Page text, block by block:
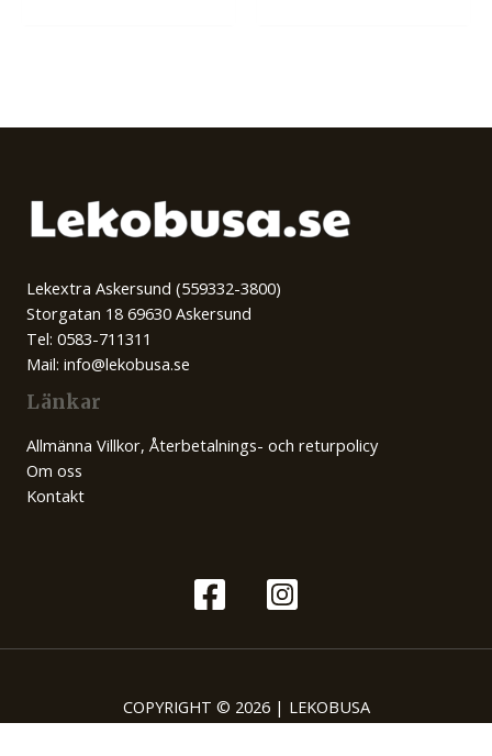
Lekextra Askersund (559332-3800)
Storgatan 18 69630 Askersund
Tel: 0583-711311
Mail: info@lekobusa.se
Länkar
Allmänna Villkor, Återbetalnings- och returpolicy
Om oss
Kontakt
COPYRIGHT © 2026 | LEKOBUSA